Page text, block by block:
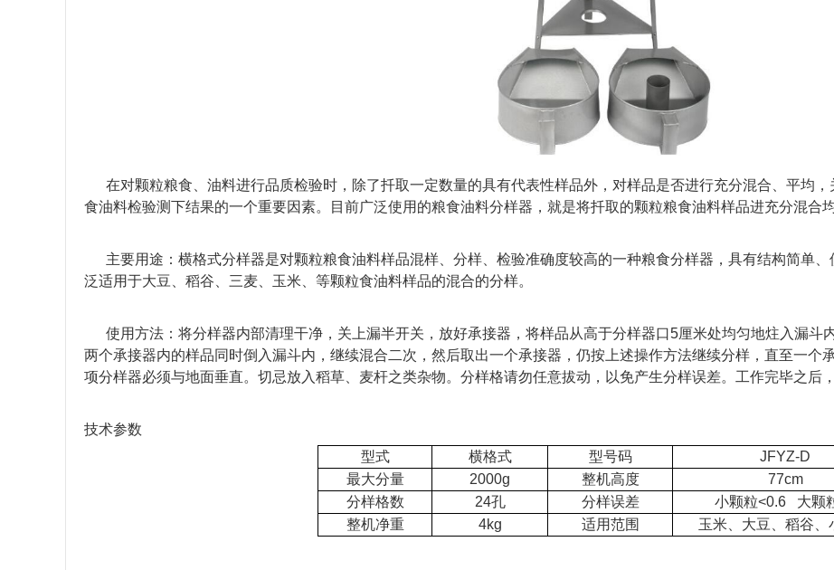
在对颗粒粮食、油料进行品质检验时，除了扦取一定数量的具有代表性样品外，对样品是否进行充分混合、平均
食油料检验测下结果的一个重要因素。目前广泛使用的粮食油料分样器，就是将扦取的颗粒粮食油料样品进充分混合
主要用途：横格式分样器是对颗粒粮食油料样品混样、分样、检验准确度较高的一种粮食分样器，具有结构简单
泛适用于大豆、稻谷、三麦、玉米、等颗粒食油料样品的混合的分样。
使用方法：将分样器内部清理干净，关上漏半开关，放好承接器，将样品从高于分样器口5厘米处均匀地炷入漏斗
两个承接器内的样品同时倒入漏斗内，继续混合二次，然后取出一个承接器，仍按上述操作方法继续分样，直至一个
项分样器必须与地面垂直。切忌放入稻草、麦杆之类杂物。分样格请勿任意拔动，以免产生分样误差。工作完毕之后
技术参数
型式
横格式 型号码
JFYZ-D
最大分量
2000g 整机高度
77cm
分样格数
24孔 分样误差 小颗粒<0.6 大颗
整机净重
4kg 适用范围 玉米、大豆、稻谷、